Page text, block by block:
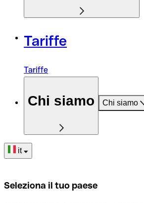
Tariffe
Tariffe
Chi siamo Chi siamo
it
Seleziona il tuo paese